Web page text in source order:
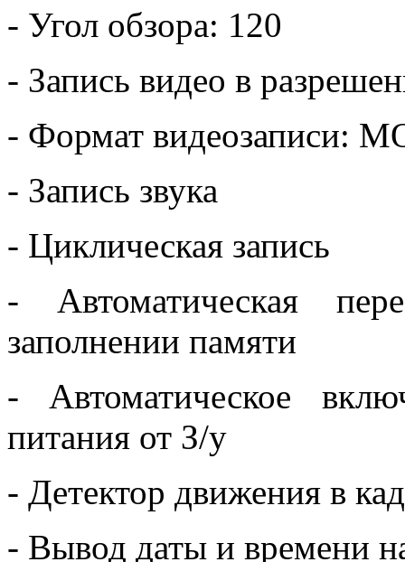
- Угол обзора: 120
- Запись видео в
- Формат видеозаписи:
- Запись звука
- Циклическая запись
- Автоматическая
заполнении памяти
- Автоматическое
питания от З/у
- Детектор движения в
- Вывод даты и времени